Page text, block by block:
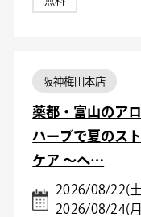
阪神梅田本店
薬都・富山のア
ハーブで夏のス
ケア ～ヘ…
2026/08/22(
2026/08/24(